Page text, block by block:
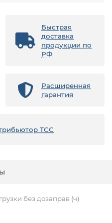
Быстрая
доставка
продукции по
РФ
Расширенная
гарантия
ТСС
без дозаправ (ч)